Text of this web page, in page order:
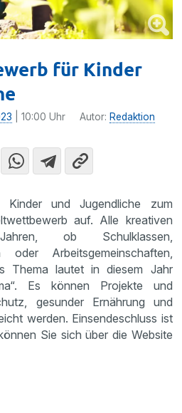
für Kinder
| 10:00 Uhr Autor: Redaktion
und Jugendliche zum
auf. Alle kreativen
ob Schulklassen,
oder Arbeitsgemeinschaften,
Thema lautet in diesem Jahr
Es können Projekte und
gesunder Ernährung und
werden. Einsendeschluss ist
Sie sich über die Website